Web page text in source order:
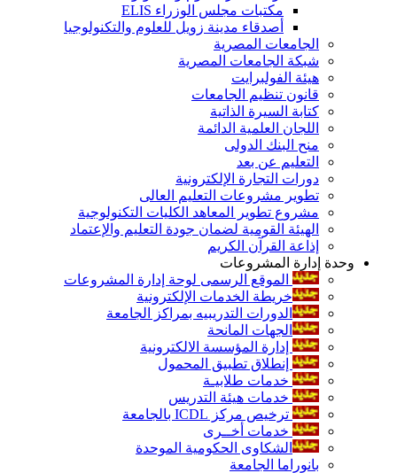
مكتبات مجلس الوزراء ELIS
أصدقاء مدينة زويل للعلوم والتكنولوجيا
الجامعات المصرية
شبكة الجامعات المصرية
هيئة الفولبرايت
قانون تنظيم الجامعات
كتابة السيرة الذاتية
اللجان العلمية الدائمة
منح البنك الدولى
التعليم عن بعد
دورات التجارة الإلكترونية
تطوير مشروعات التعليم العالى
مشروع تطوير المعاهد الكليات التكنولوجية
الهيئة القومية لضمان جودة التعليم والإعتماد
إذاعة القرآن الكريم
وحدة إدارة المشروعات
الموقع الرسمى لوحة إدارة المشروعات
خريطة الخدمات الإلكترونية
الدورات التدريبيه بمراكز الجامعة
الجهات المانحة
إدارة المؤسسة الالكترونية
إنطلاق تطبيق المحمول
خدمات طلابيـة
خدمات هيئة التدريس
ترخيص مركز ICDL بالجامعة
خدمات أخــرى
الشكاوى الحكومية الموحدة
بانوراما الجامعة